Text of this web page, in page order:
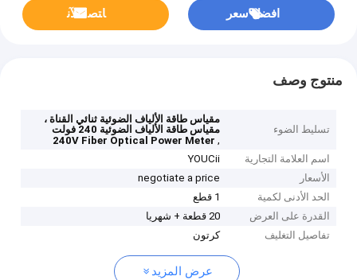
افضل سعر ﺎﺘﺼﻟ ﺍﻶﻧ
منتوج وصف
تسليط الضوء
مقياس طاقة الألياف الضوئية ثنائي القناة ،
مقياس طاقة الألياف الضوئية 240 فولت
,
240V Fiber Optical Power Meter
اسم العلامة التجارية
YOUCii
الأسعار
negotiate a price
الحد الأدنى لكمية
1 قطع
القدرة على العرض
20 قطعة + شهريا
تفاصيل التغليف
كرتون
عرض المزيد